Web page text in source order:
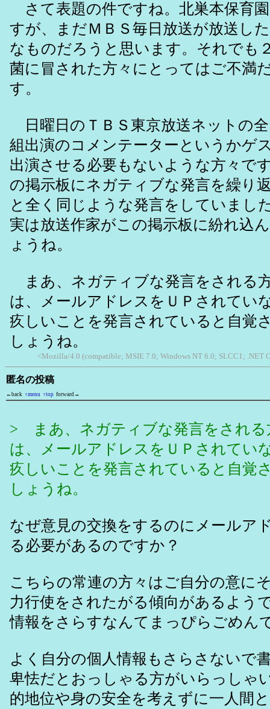
さて表題の件ですね。北巣本保育
すが、まだＭＢＳ毎日放送が放送し
なものだろうと思います。それでも
菌に冒された方々にとってはご不満
す。
日曜日のＴＢＳ東京放送ネットの
組出演のコメンテーターというかゲ
出演させる必要もないような方々で
の掲示板にネガティブな発言を繰り
と全く同じような発言をしていまし
実は放送作家がこの掲示板に紛れ込
ょうね。
まあ、ネガティブな発言をされる
は、メールアドレスをＵＰされてい
疚しいことを発言されていると自覚
しょうね。
<Mozilla/4.0 (compatible; MSIE 7.0; Windows NT 6.0; SLCC1; .NET
匿名の投稿
←back ↑menu ↑top forward→
> まあ、ネガティブな発言をされる
は、メールアドレスをＵＰされてい
疚しいことを発言されていると自覚
しょうね。
なぜ意見の交換をするのにメールア
る必要があるのですか？
こちらの常連の方々はご自分の意に
力行使をされたがる傾向があるよう
情報をさらすなんてまっぴらごめん
よく自分の個人情報もさらさないで
卑怯だとおっしゃる方がいらっしゃ
的地位や身の安全を考えずに一人間